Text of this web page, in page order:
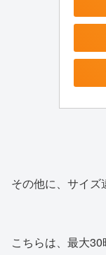
その他に、サイズ
こちらは、最大